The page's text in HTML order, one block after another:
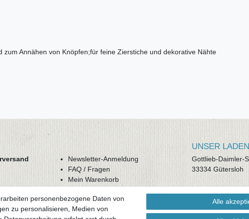
Annähen von Knöpfen;für feine Zierstiche und dekorative Nähte
Newsletter-Anmeldung
FAQ / Fragen
Mein Warenkorb
Mein Konto
UNSER
Gottlieb-Daimler-
33334 Gütersloh
Montag -
Mittwoch
personenbezogene Daten von
zu personalisieren, Medien von
Alle